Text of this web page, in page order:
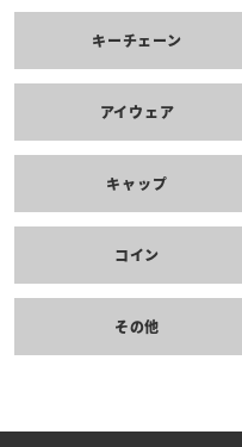
キーチェーン
アイウェア
キャップ
コイン
その他